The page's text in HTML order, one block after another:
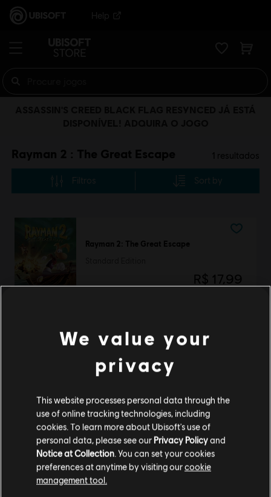
Help
Rayman 2 : The Great Escape 1 resultados
Filtros Sort by
Rayman 2: The Great Escape
R$ 17,99
Mostrando
Compre seus jogos favoritos online na Ubisoft Store oficial do Brasil.
Produtos novos, edições exclusivas e promoções incríveis: só o melhor da
Ubisoft! A Ubisoft Store Brasil conta com as melhores aventuras …
We value your
privacy
This website processes personal data through the
use of online tracking technologies, including
cookies. To learn more about Ubisoft's use of
personal data, please see our Privacy Policyand
Notice at Collection. You can set your cookies
preferences at anytime by visiting ourcookie
management tool.